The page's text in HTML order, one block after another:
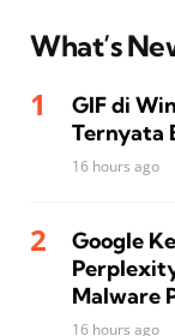
What’s
GIF di
Ternyata
16 hours ago
Google
Malware
16 hours ago